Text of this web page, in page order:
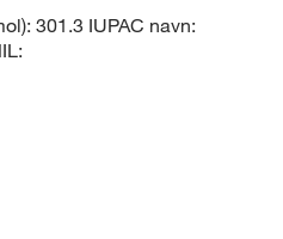
301.3 IUPAC navn: